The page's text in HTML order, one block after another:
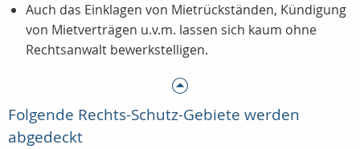
Auch das Einklagen von Mietrückständen, Kündigung
von Mietverträgen u.v.m. lassen sich kaum ohne
Rechtsanwalt bewerkstelligen.
Folgende Rechts-Schutz-Gebiete werden
abgedeckt